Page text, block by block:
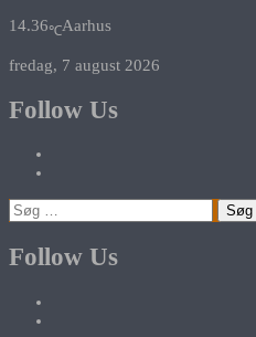
14.36℃Aarhus
fredag, 7 august 2026
Follow Us
Søg
efter:
Follow Us